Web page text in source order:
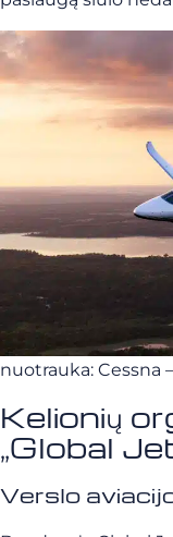
nuotrauka: Cessna
Kelionių
„Global
Verslo